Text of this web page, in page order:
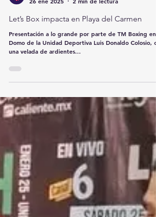
26 ene 2025
2 min de lectura
Let’s Box impacta en Playa del Carmen
Presentación a lo grande por parte de TM Boxing en
una velada de ardientes...